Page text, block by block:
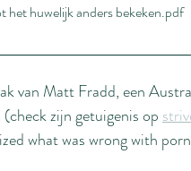
huwelijk anders bekeken.pdf
van Matt Fradd, een
zijn getuigenis op
what was wrong with